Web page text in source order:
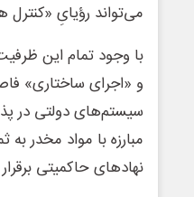
می‌تواند رؤیایِ «کنترل
با وجود تمام این
و «اجرای ساختاری»
سیستم‌های دولتی در
مبارزه با مواد مخدر
نهادهای حاکمیتی